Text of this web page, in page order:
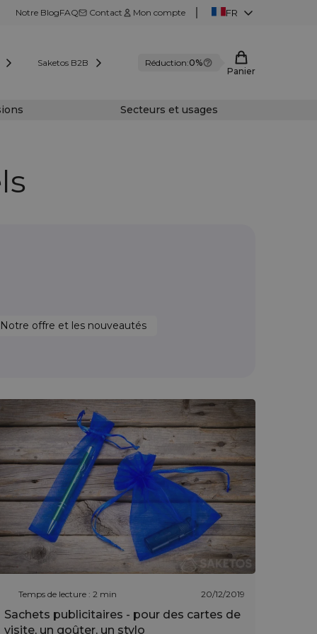
Notre BlogFAQ Contact Mon compte FR
Saketos B2B Réduction:0%
Panier
Secteurs et usages
Notre offre et les nouveautés
Temps de lecture : 2 min 20/12/2019
Sachets publicitaires - pour des cartes de
visite, un goûter, un stylo